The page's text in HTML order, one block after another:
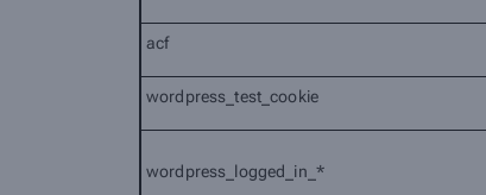
acf
wordpress_test_cookie
wordpress_logged_in_*